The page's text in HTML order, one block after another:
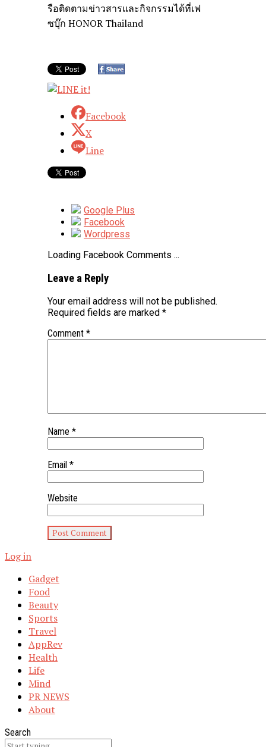
รือติดตามข่าวสารและกิจกรรมได้ที่เฟ
ซบุ๊ก HONOR Thailand
Facebook
X
Line
Google Plus
Facebook
Wordpress
Loading Facebook Comments ...
Leave a Reply
Your email address will not be published.
Required fields are marked *
Comment *
Name *
Email *
Website
Log in
Gadget
Food
Beauty
Sports
Travel
AppRev
Health
Life
Mind
PR NEWS
About
Search